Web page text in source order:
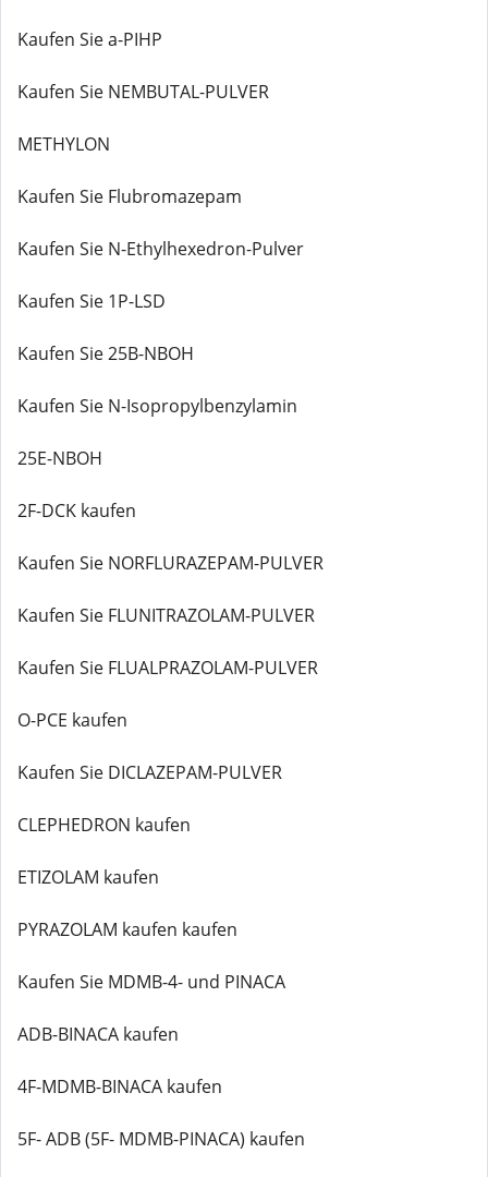
Kaufen Sie a-PIHP
Kaufen Sie NEMBUTAL-PULVER
METHYLON
Kaufen Sie Flubromazepam
Kaufen Sie N-Ethylhexedron-Pulver
Kaufen Sie 1P-LSD
Kaufen Sie 25B-NBOH
Kaufen Sie N-Isopropylbenzylamin
25E-NBOH
2F-DCK kaufen
Kaufen Sie NORFLURAZEPAM-PULVER
Kaufen Sie FLUNITRAZOLAM-PULVER
Kaufen Sie FLUALPRAZOLAM-PULVER
O-PCE kaufen
Kaufen Sie DICLAZEPAM-PULVER
CLEPHEDRON kaufen
ETIZOLAM kaufen
PYRAZOLAM kaufen kaufen
Kaufen Sie MDMB-4- und PINACA
ADB-BINACA kaufen
4F-MDMB-BINACA kaufen
5F- ADB (5F- MDMB-PINACA) kaufen